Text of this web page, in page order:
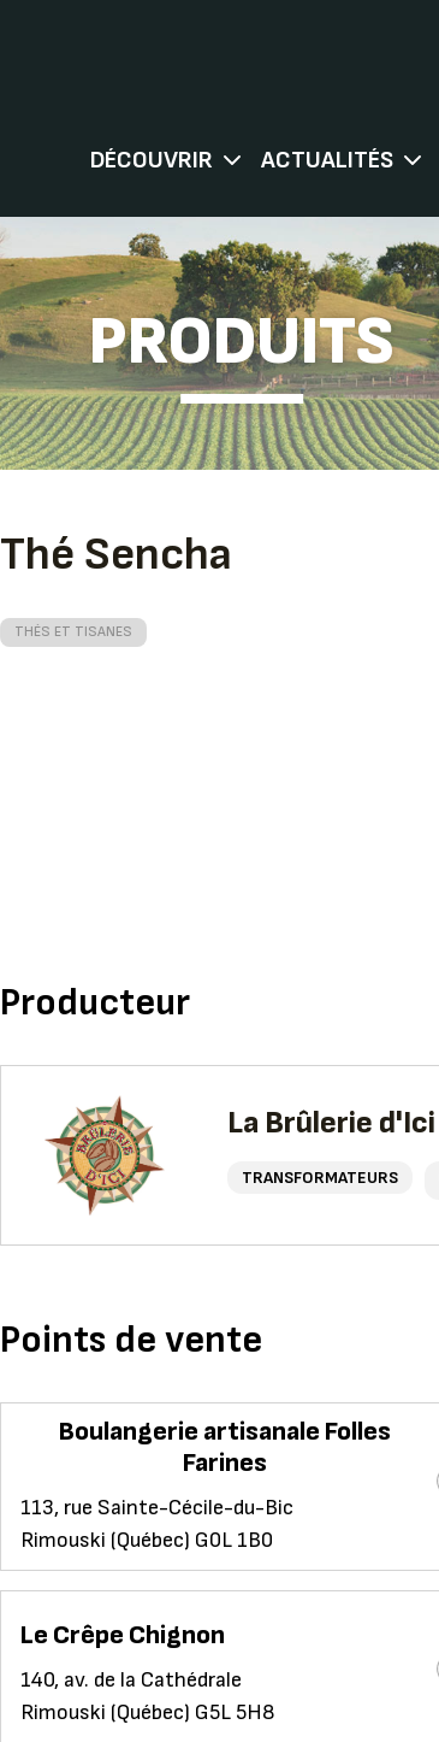
DÉCOUVRIR ACTUALITÉS
PRODUITS
Thé Sencha
THÉS ET TISANES
Producteur
La Brûlerie d'Ici
TRANSFORMATEURS
Points de vente
Boulangerie artisanale Folles
Farines
113, rue Sainte-Cécile-du-Bic
Rimouski (Québec) G0L 1B0
Le Crêpe Chignon
140, av. de la Cathédrale
Rimouski (Québec) G5L 5H8